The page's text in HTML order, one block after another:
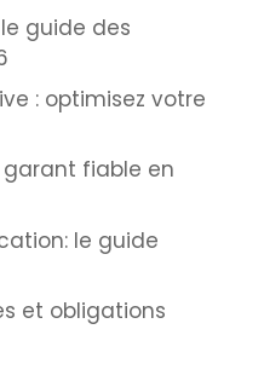
le guide des
: optimisez votre
fiable en
le guide
et obligations